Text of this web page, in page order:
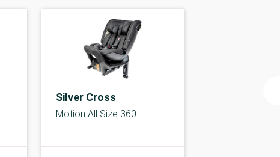
Silver Cross
Motion All Size 360